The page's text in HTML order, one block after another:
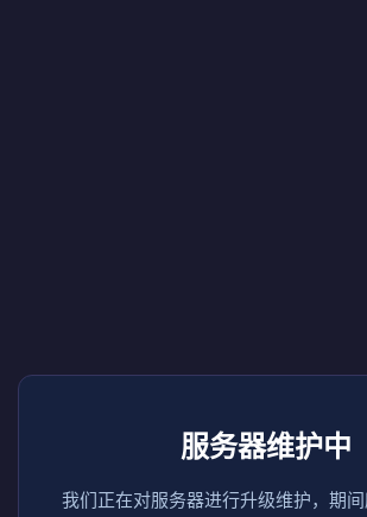
服务器维护中
我们正在对服务器进行升级维护，期